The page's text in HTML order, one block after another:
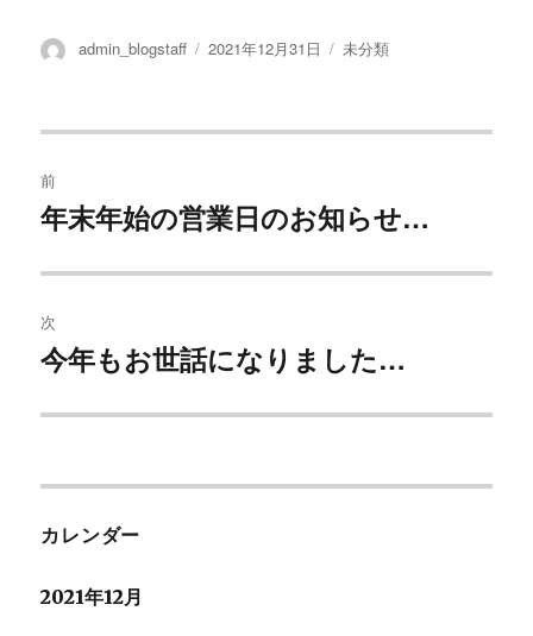
投
admin_blogstaff
投
2021年12月31日
カ
未分類
稿
ビ
ゲ
ー
ン
前
過
の
投
稿:
年末年始の営業日のお知らせ…
次
次
投
今年もお世話になりました…
カレンダー
2021年12月